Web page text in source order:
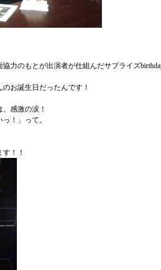
力のもとが出演者が仕組んだサプライズ
お誕生日だったんです！
感激の涙！
！」って。
！！